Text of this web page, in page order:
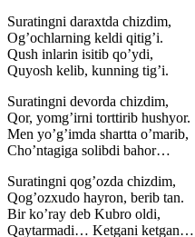
Suratingni daraxtda chizdim,
Og’ochlarning keldi qitig’i.
Qush inlarin isitib qo’ydi,
Quyosh kelib, kunning tig’i.
Suratingni devorda chizdim,
Qor, yomg’irni torttirib hushyor.
Men yo’g’imda shartta o’marib,
Cho’ntagiga solibdi bahor…
Suratingni qog’ozda chizdim,
Qog’ozxudo hayron, berib tan.
Bir ko’ray deb Kubro oldi,
Qaytarmadi… Ketgani ketgan…